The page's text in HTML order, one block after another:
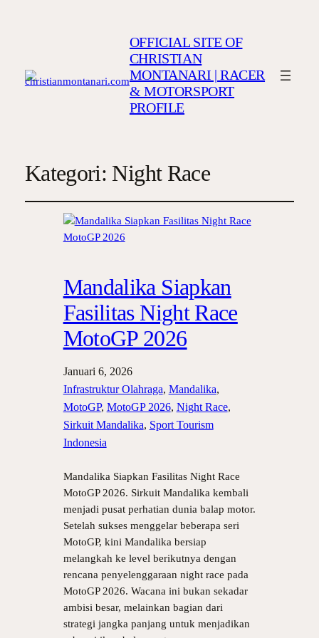
OFFICIAL SITE OF
CHRISTIAN
MONTANARI | RACER
& MOTORSPORT
PROFILE
Kategori: Night Race
Mandalika Siapkan
Fasilitas Night Race
MotoGP 2026
Januari 6, 2026
Infrastruktur Olahraga, Mandalika
MotoGP, MotoGP 2026, Night Race
Sirkuit Mandalika, Sport Tourism
Indonesia
Mandalika Siapkan Fasilitas Night Race
MotoGP 2026. Sirkuit Mandalika kembali
menjadi pusat perhatian dunia balap motor.
Setelah sukses menggelar beberapa seri
MotoGP, kini Mandalika bersiap
melangkah ke level berikutnya dengan
rencana penyelenggaraan night race pada
MotoGP 2026. Wacana ini bukan sekadar
ambisi besar, melainkan bagian dari
strategi jangka panjang untuk menjadikan